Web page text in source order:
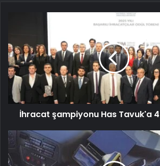
İhracat şampiyonu Has Tavuk'a